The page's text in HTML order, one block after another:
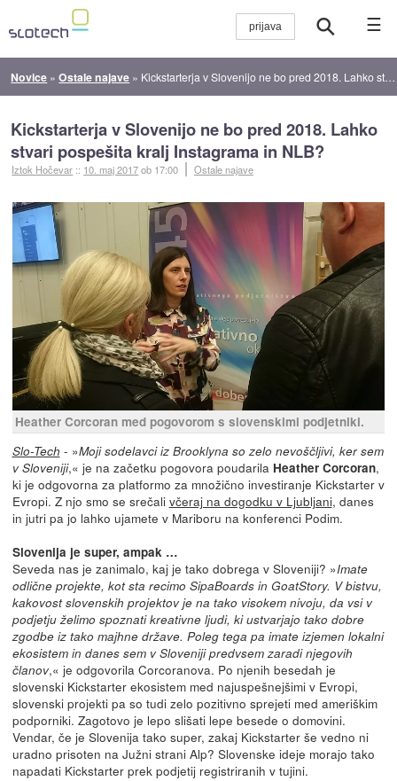
☰
Novice »Ostale najave » Kickstarterja v Slovenijo ne bo pred 2018. Lahko stvari pospešita kralj Instagrama in NLB?
Kickstarterja v Slovenijo ne bo pred 2018. Lahko
stvari pospešita kralj Instagrama in NLB?
Iztok Hočevar :: 10. maj 2017ob 17:00 Ostale najave
Heather Corcoran med pogovorom s slovenskimi podjetniki.
Slo-Tech - »Moji sodelavci iz Brooklyna so zelo nevoščljivi, ker sem
v Sloveniji,« je na začetku pogovora poudarila Heather Corcoran,
ki je odgovorna za platformo za množično investiranje Kickstarter v
Evropi. Z njo smo se srečali včeraj na dogodku v Ljubljani, danes
in jutri pa jo lahko ujamete v Mariboru na konferenci Podim.
Slovenija je super, ampak …
Seveda nas je zanimalo, kaj je tako dobrega v Sloveniji? »Imate
odlične projekte, kot sta recimo SipaBoards in GoatStory. V bistvu,
kakovost slovenskih projektov je na tako visokem nivoju, da vsi v
podjetju želimo spoznati kreativne ljudi, ki ustvarjajo tako dobre
zgodbe iz tako majhne države. Poleg tega pa imate izjemen lokalni
ekosistem in danes sem v Sloveniji predvsem zaradi njegovih
članov,« je odgovorila Corcoranova. Po njenih besedah je
slovenski Kickstarter ekosistem med najuspešnejšimi v Evropi,
slovenski projekti pa so tudi zelo pozitivno sprejeti med ameriškim
podporniki. Zagotovo je lepo slišati lepe besede o domovini.
Vendar, če je Slovenija tako super, zakaj Kickstarter še vedno ni
uradno prisoten na Južni strani Alp? Slovenske ideje morajo tako
napadati Kickstarter prek podjetij registriranih v tujini.